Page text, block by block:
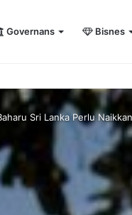
Governans Bisnes
University Sailing
Sri Lanka Perlu